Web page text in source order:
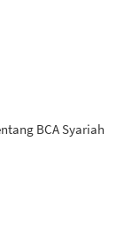
BCA Syariah